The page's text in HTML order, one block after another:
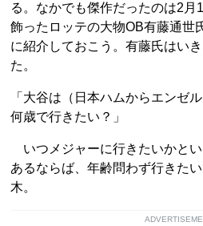
る。なかでも傑作だったのは2月
飾ったロッテの大物OB有藤通世
に紹介しておこう。有藤氏はい
た。
「大谷は（日本ハムからエンゼ
何歳で行きたい？」
いつメジャーに行きたいかと
あるならば、年齢問わず行きた
木。